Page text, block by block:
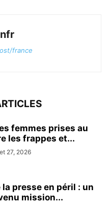
france
femmes prises au
les frappes et...
27, 2026
presse en péril : un
mission...